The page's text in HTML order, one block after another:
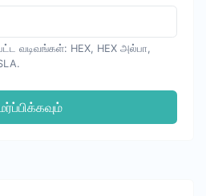
வடிவங்கள்: HEX, HEX அல்பா,